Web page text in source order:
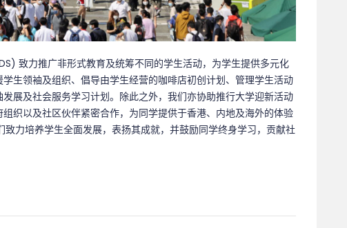
致力推广非形式教育及统筹不同的学生活动，为学生提供多元化
生领袖及组织、倡导由学生经营的咖啡店初创计划、管理学生活动
展及社会服务学习计划。除此之外，我们亦协助推行大学迎新活动
织以及社区伙伴紧密合作，为同学提供于香港、内地及海外的体验
致力培养学生全面发展，表扬其成就，并鼓励同学终身学习，贡献社